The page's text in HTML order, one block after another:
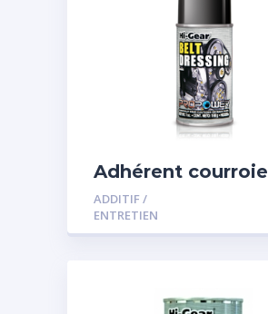
Adhérent courroie
ADDITIF /
ENTRETIEN